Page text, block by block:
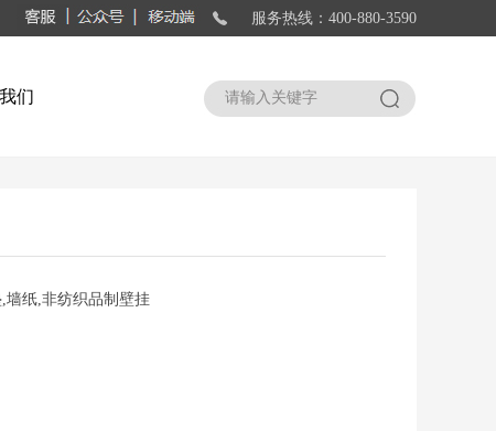
服务热线：400-880-3590
搜索
们
墙纸,非纺织品制壁挂